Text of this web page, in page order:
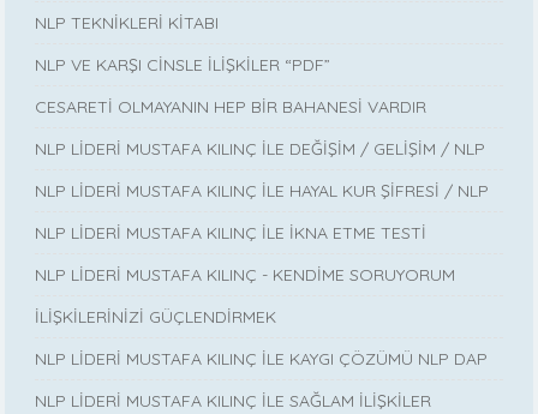
NLP TEKNİKLERİ KİTABI
NLP VE KARŞI CİNSLE İLİŞKİLER “PDF”
CESARETİ OLMAYANIN HEP BİR BAHANESİ VARDIR
NLP LİDERİ MUSTAFA KILINÇ İLE DEĞİŞİM / GELİŞİM / NLP
NLP LİDERİ MUSTAFA KILINÇ İLE HAYAL KUR ŞİFRESİ / NLP
NLP LİDERİ MUSTAFA KILINÇ İLE İKNA ETME TESTİ
NLP LİDERİ MUSTAFA KILINÇ - KENDİME SORUYORUM
İLİŞKİLERİNİZİ GÜÇLENDİRMEK
NLP LİDERİ MUSTAFA KILINÇ İLE KAYGI ÇÖZÜMÜ NLP DAP
NLP LİDERİ MUSTAFA KILINÇ İLE SAĞLAM İLİŞKİLER